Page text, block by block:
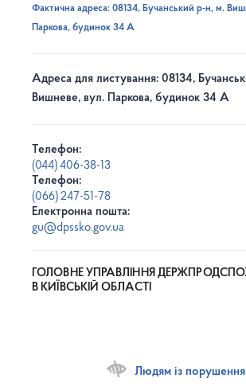
Фактична адреса: 08134, Бучанський р-н, м.
Паркова, будинок 34 А
Адреса для листування: 08134,
Вишневе, вул. Паркова, будинок 34 А
Телефон:
(044) 406-38-13
Телефон:
(066) 247-51-78
Електронна пошта:
gu@dpssko.gov.ua
ГОЛОВНЕ УПРАВЛІННЯ
В КИЇВСЬКІЙ ОБЛАСТІ
Людям із